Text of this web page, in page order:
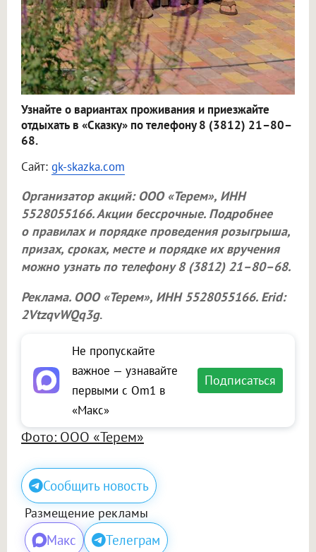
Узнайте о вариантах проживания и приезжайте
отдыхать в «Сказку» по телефону 8 (3812) 21–80–
68.
Сайт: gk-skazka.com
Организатор акций: ООО «Терем», ИНН
5528055166. Акции бессрочные. Подробнее
о правилах и порядке проведения розыгрыша,
призах, сроках, месте и порядке их вручения
можно узнать по телефону 8 (3812) 21–80–68.
Реклама. ООО «Терем», ИНН 5528055166. Erid:
2VtzqvWQq3g.
Не пропускайте
важное — узнавайте
первыми с Om1 в
«Макс»
Подписаться
Фото: ООО «Терем»
Сообщить новость
Размещение рекламы
Макс Телеграм